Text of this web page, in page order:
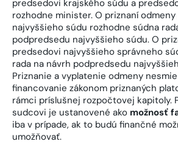
predsedovi krajského súdu a
rozhodne minister. O priznaní
najvyššieho súdu rozhodne súdna
podpredsedu najvyššieho súdu. O
predsedovi najvyššieho správneho
rada na návrh podpredsedu
Priznanie a vyplatenie odmeny
financovanie zákonom priznaných
rámci príslušnej rozpočtovej kapitoly.
sudcovi je ustanovené ako možnosť
iba v prípade, ak to budú finančné
umožňovať.